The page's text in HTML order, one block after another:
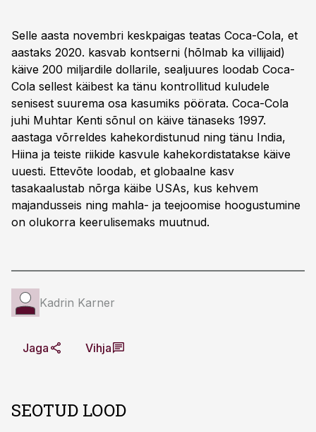
Selle aasta novembri keskpaigas teatas Coca-Cola, et
aastaks 2020. kasvab kontserni (hõlmab ka villijaid)
käive 200 miljardile dollarile, sealjuures loodab Coca-
Cola sellest käibest ka tänu kontrollitud kuludele
senisest suurema osa kasumiks pöörata. Coca-Cola
juhi Muhtar Kenti sõnul on käive tänaseks 1997.
aastaga võrreldes kahekordistunud ning tänu India,
Hiina ja teiste riikide kasvule kahekordistatakse käive
uuesti. Ettevõte loodab, et globaalne kasv
tasakaalustab nõrga käibe USAs, kus kehvem
majandusseis ning mahla- ja teejoomise hoogustumine
on olukorra keerulisemaks muutnud.
Kadrin Karner
Jaga Vihja
SEOTUD LOOD